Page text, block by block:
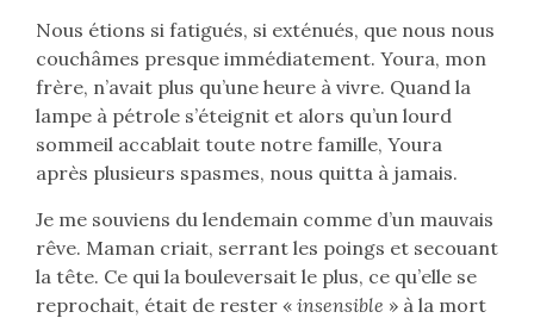
Nous étions si fatigués, si exténués, que nous nous
couchâmes presque immédiatement. Youra, mon
frère, n’avait plus qu’une heure à vivre. Quand la
lampe à pétrole s’éteignit et alors qu’un lourd
sommeil accablait toute notre famille, Youra
après plusieurs spasmes, nous quitta à jamais.
Je me souviens du lendemain comme d’un mauvais
rêve. Maman criait, serrant les poings et secouant
la tête. Ce qui la bouleversait le plus, ce qu’elle se
reprochait, était de rester « insensible » à la mort